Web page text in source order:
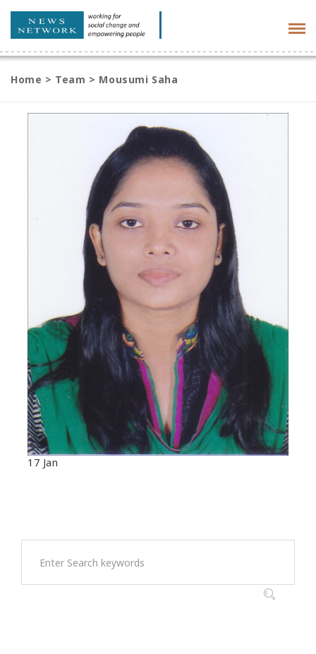
Home > Team > Mousumi Saha
17 Jan